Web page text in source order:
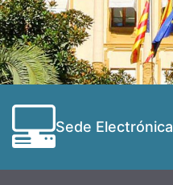
Sede Electrónica